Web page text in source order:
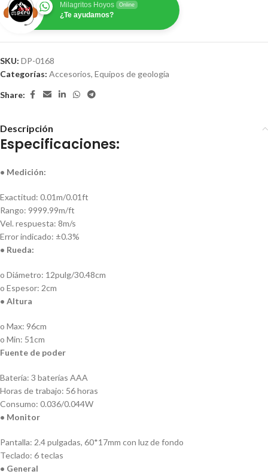
Milagritos Hoyos Online
¿Te ayudamos?
SKU: DP-0168
Categorías: Accesorios, Equipos de geología
Share:
Descripción
Especificaciones:
• Medición:
Exactitud: 0.01m/0.01ft
Rango: 9999.99m/ft
Vel. respuesta: 8m/s
Error indicado: ±0.3%
• Rueda:
o Diámetro: 12pulg/30.48cm
o Espesor: 2cm
• Altura
o Max: 96cm
o Min: 51cm
Fuente de poder
Batería: 3 baterías AAA
Horas de trabajo: 56 horas
Consumo: 0.036/0.044W
• Monitor
Pantalla: 2.4 pulgadas, 60*17mm con luz de fondo
Teclado: 6 teclas
• General